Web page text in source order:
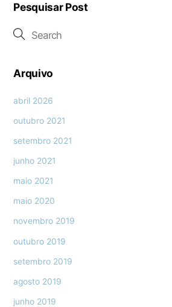
Pesquisar Post
Arquivo
abril 2026
outubro 2021
setembro 2021
junho 2021
maio 2021
maio 2020
novembro 2019
outubro 2019
setembro 2019
agosto 2019
junho 2019